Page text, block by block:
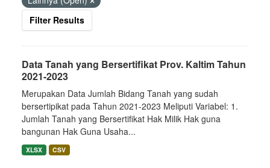
Filter Results
Data Tanah yang Bersertifikat Prov. Kaltim Tahun
2021-2023
Merupakan Data Jumlah Bidang Tanah yang sudah
bersertipikat pada Tahun 2021-2023 Meliputi Variabel: 1.
Jumlah Tanah yang Bersertifikat Hak Milik Hak guna
bangunan Hak Guna Usaha...
XLSX CSV